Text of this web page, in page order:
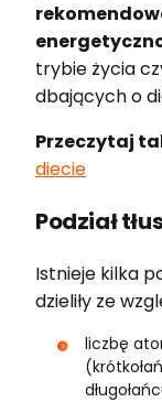
trybie życia
dbających o
Przeczytaj
diecie
Podział
Istnieje kilka
dzieliły ze
liczbę